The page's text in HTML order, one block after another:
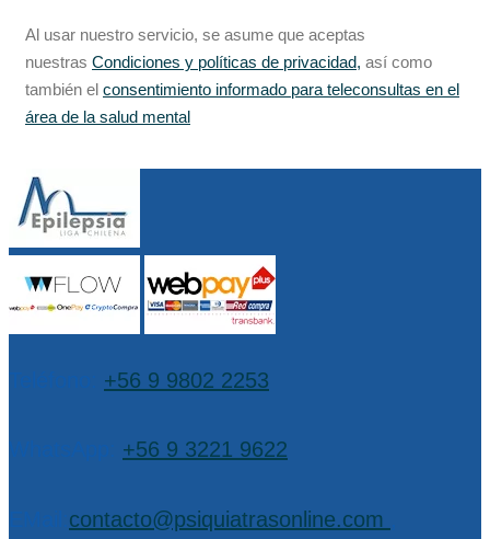
Al usar nuestro servicio, se asume que aceptas
nuestras Condiciones y políticas de privacidad, así como
también el consentimiento informado para teleconsultas en el
área de la salud mental
+56 9 9802 2253
+56 9 3221 9622
contacto@psiquiatrasonline.com